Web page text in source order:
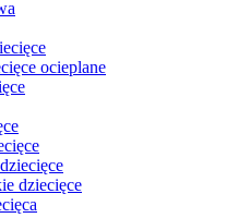
ocieplane
dziecięce